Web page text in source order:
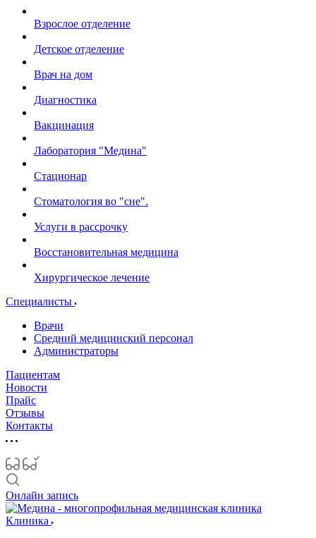
Взрослое отделение
Детское отделение
Врач на дом
Диагностика
Вакцинация
Лаборатория "Медина"
Стационар
Стоматология во "сне".
Услуги в рассрочку
Восстановительная медицина
Хирургическое лечение
Специалисты
Врачи
Средний медицинский персонал
Администраторы
Пациентам
Новости
Прайс
Отзывы
Контакты
Онлайн запись
Клиника